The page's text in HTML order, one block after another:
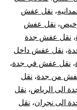
، نقل عفش
، نقل عفش
، نقل عفش جدة
، نقل عفش داخل
، نقل عفش في جدة،
من جدة، نقل
الى الرياض، نقل
الى نجران، نقل